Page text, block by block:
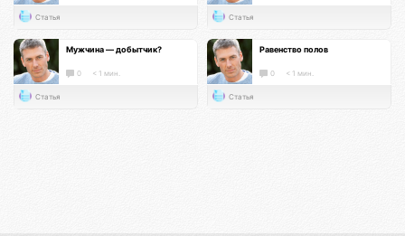
Статья Статья
Мужчина — добытчик?
0 < 1 мин.
Статья
Равенство полов
0 < 1 мин.
Статья